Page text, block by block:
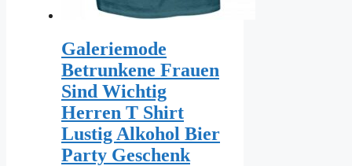
Galeriemode
Betrunkene Frauen
Sind Wichtig
Herren T Shirt
Lustig Alkohol Bier
Party Geschenk